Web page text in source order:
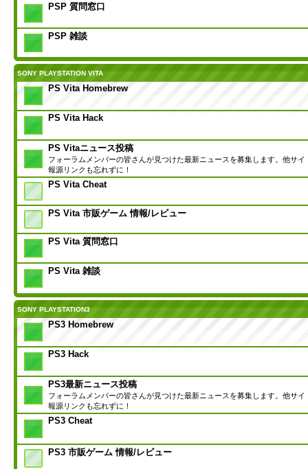
PSP 質問窓口
PSP 雑談
SONY PLAYSTATION VITA
PS Vita Homebrew
PS Vita Hack
PS Vitaニュース投稿
フォーラムメンバーの皆さんが見つけた最新ニュースを募集します。他サイ
報源リンクも忘れずに！
PS Vita Cheat
PS Vita 市販ゲーム 情報/レビュー
PS Vita 質問窓口
PS Vita 雑談
SONY PLAYSTATION3
PS3 Homebrew
PS3 Hack
PS3最新ニュース投稿
フォーラムメンバーの皆さんが見つけた最新ニュースを募集します。他サイ
報源リンクも忘れずに！
PS3 Cheat
PS3 市販ゲーム 情報/レビュー